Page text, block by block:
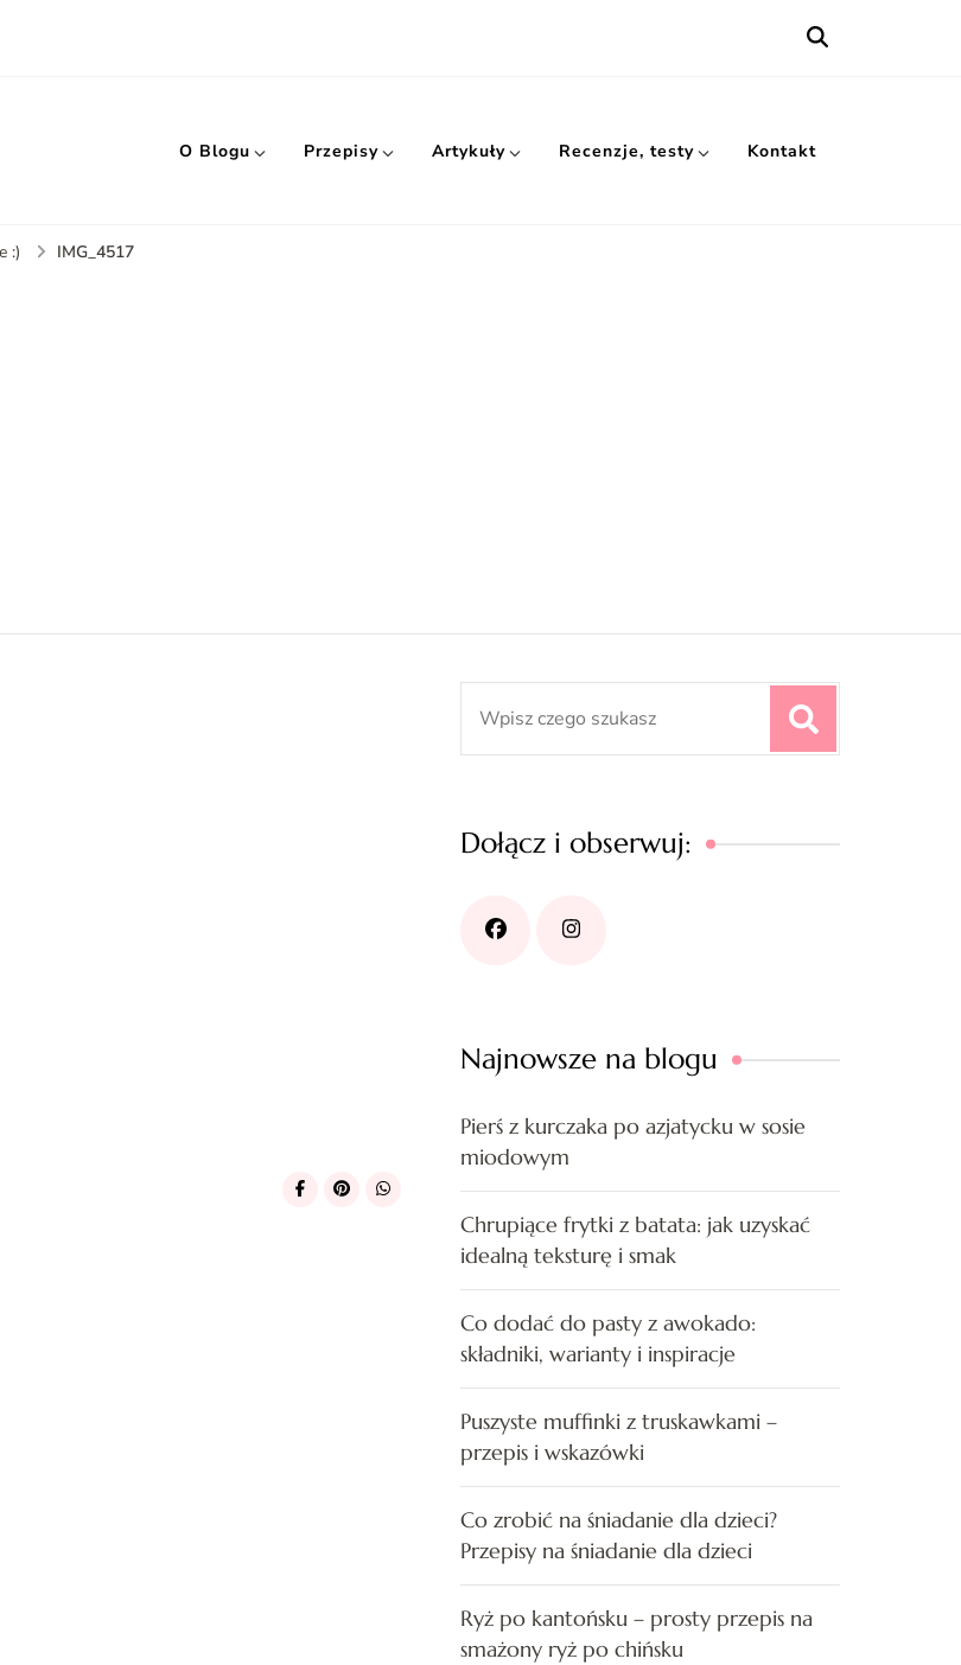
O Blogu Przepisy Artykuły Recenzje, testy Kontakt
:) IMG_4517
Dołącz i obserwuj:
Najnowsze na blogu
Pierś z kurczaka po azjatycku w sosie
miodowym
Chrupiące frytki z batata: jak uzyskać
idealną teksturę i smak
Co dodać do pasty z awokado:
składniki, warianty i inspiracje
Puszyste muffinki z truskawkami –
przepis i wskazówki
Co zrobić na śniadanie dla dzieci?
Przepisy na śniadanie dla dzieci
Ryż po kantońsku – prosty przepis na
smażony ryż po chińsku